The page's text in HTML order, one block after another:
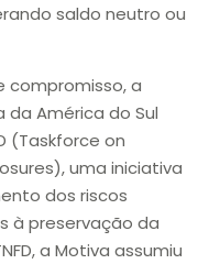
saldo neutro ou
a
América do Sul
(Taskforce on
uma iniciativa
dos riscos
à preservação da
a Motiva assumiu